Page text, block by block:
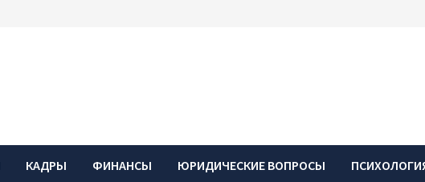
КАДРЫ ФИНАНСЫ ЮРИДИЧЕСКИЕ ВОПРОСЫ